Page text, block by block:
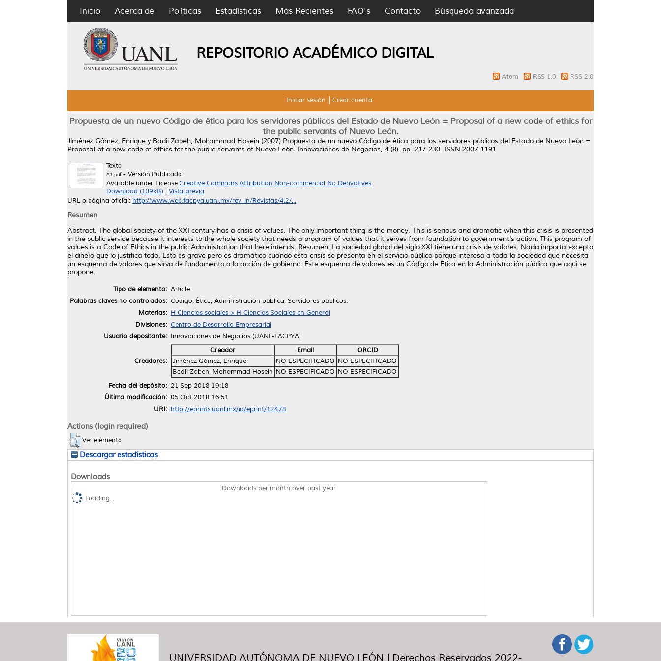
Inicio Acerca de Políticas Estadísticas Más Recientes FAQ's Contacto Búsqueda avanzada
REPOSITORIO ACADÉMICO DIGITAL
Atom RSS 1.0 RSS 2.0
Iniciar sesión Crear cuenta
Propuesta de un nuevo Código de ética para los servidores públicos del Estado de Nuevo León = Proposal of a new code of ethics for
the public servants of Nuevo León.
Jiménez Gómez, Enrique y Badii Zabeh, Mohammad Hosein (2007) Propuesta de un nuevo Código de ética para los servidores públicos del Estado de Nuevo León =
Proposal of a new code of ethics for the public servants of Nuevo León. Innovaciones de Negocios, 4 (8). pp. 217-230. ISSN 2007-1191
Texto
A1.pdf- Versión Publicada
Available under License Creative Commons Attribution Non-commercial No Derivatives.
Download (139kB)
Vista previa
URL o página oficial: http://www.web.facpya.uanl.mx/rev_in/Revistas/4.2/...
Resumen
Abstract. The global society of the XXI century has a crisis of values. The only important thing is the money. This is serious and dramatic when this crisis is presented
in the public service because it interests to the whole society that needs a program of values that it serves from foundation to government's action. This program of
values is a Code of Ethics in the public Administration that here intends. Resumen. La sociedad global del siglo XXI tiene una crisis de valores. Nada importa excepto
el dinero que lo justifica todo. Esto es grave pero es dramático cuando esta crisis se presenta en el servicio público porque interesa a toda la sociedad que necesita
un esquema de valores que sirva de fundamento a la acción de gobierno. Este esquema de valores es un Código de Ética en la Administración pública que aquí se
propone.
Tipo de elemento: Article
Palabras claves no controlados: Código, Ética, Administración pública, Servidores públicos.
Materias: H Ciencias sociales > H Ciencias Sociales en General
Divisiones: Centro de Desarrollo Empresarial
Usuario depositante: Innovaciones de Negocios (UANL-FACPYA)
Creadores:
Creador Email
ORCID
Jiménez Gómez, Enrique
NO ESPECIFICADO NO ESPECIFICADO
Badii Zabeh, Mohammad Hosein NO ESPECIFICADO NO ESPECIFICADO
Fecha del depósito: 21 Sep 2018 19:18
Última modificación: 05 Oct 2018 16:51
URI: http://eprints.uanl.mx/id/eprint/12478
Actions (login required)
Ver elemento
Descargar estadísticas
Downloads
Downloads per month over past year
Loading...
UNIVERSIDAD AUTÓNOMA DE NUEVO LEÓN | Derechos Reservados 2022-